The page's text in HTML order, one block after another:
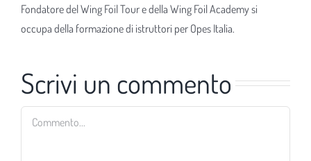
Fondatore del Wing Foil Tour e della Wing Foil Academy si
occupa della formazione di istruttori per Opes Italia.
Scrivi un commento
Commento